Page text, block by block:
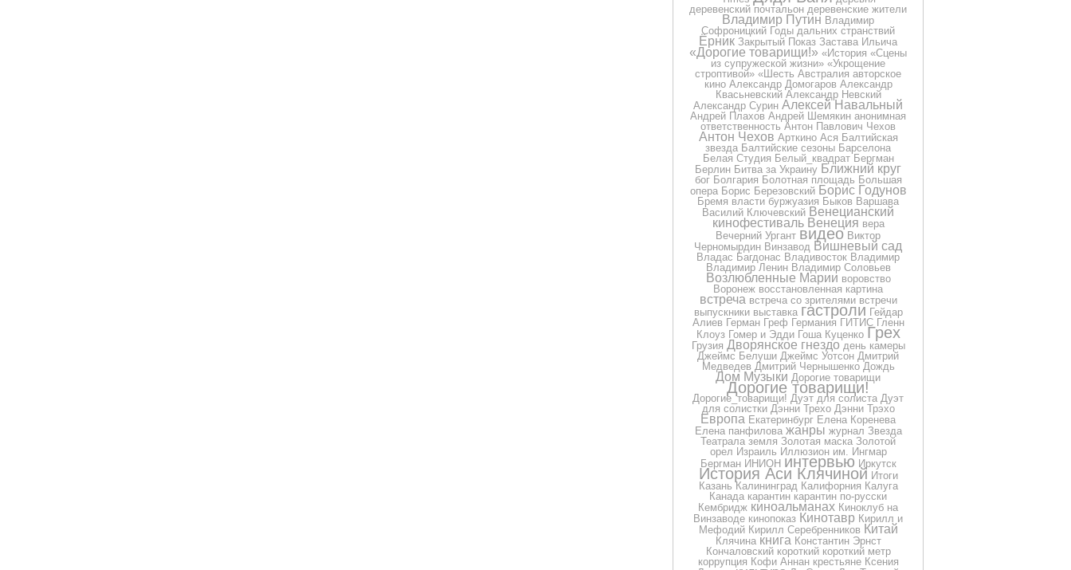
деревенский почтальон деревенские жители
Владимир Путин Владимир
Софроницкий Годы дальних странствий
Ёрник Закрытый Показ Застава Ильича
«Дорогие товарищи!» «История «Сцены
из супружеской жизни» «Укрощение
строптивой» «Шесть Австралия авторское
кино Александр Домогаров Александр
Квасьневский Александр Невский
Александр Сурин Алексей Навальный
Андрей Плахов Андрей Шемякин анонимная
ответственность Антон Павлович Чехов
Антон Чехов Арткино Ася Балтийская
звезда Балтийские сезоны Барселона
Белая Студия Белый_квадрат Бергман
Берлин Битва за Украину Ближний круг
бог Болгария Болотная площадь Большая
опера Борис Березовский Борис Годунов
Бремя власти буржуазия Быков Варшава
Василий Ключевский Венецианский
кинофестиваль Венеция вера
Вечерний Ургант видео Виктор
Черномырдин Винзавод Вишневый сад
Владас Багдонас Владивосток Владимир
Владимир Ленин Владимир Соловьев
Возлюбленные Марии воровство
Воронеж восстановленная картина
встреча встреча со зрителями встречи
выпускники выставка гастроли Гейдар
Алиев Герман Греф Германия ГИТИС Гленн
Клоуз Гомер и Эдди Гоша Куценко Грех
Грузия Дворянское гнездо день камеры
Джеймс Белуши Джеймс Уотсон Дмитрий
Медведев Дмитрий Чернышенко Дождь
Дом Музыки Дорогие товарищи
Дорогие товарищи!
Дорогие_товарищи! Дуэт для солиста Дуэт
для солистки Дэнни Трехо Дэнни Трэхо
Европа Екатеринбург Елена Коренева
Елена панфилова жанры журнал Звезда
Театрала земля Золотая маска Золотой
орел Израиль Иллюзион им. Ингмар
Бергман ИНИОН интервью Иркутск
История Аси Клячиной Итоги
Казань Калининград Калифорния Калуга
Канада карантин карантин по-русски
Кембридж киноальманах Киноклуб на
Винзаводе кинопоказ Кинотавр Кирилл и
Мефодий Кирилл Серебренников Китай
Клячина книга Константин Эрнст
Кончаловский короткий короткий метр
коррупция Кофи Аннан крестьяне Ксения